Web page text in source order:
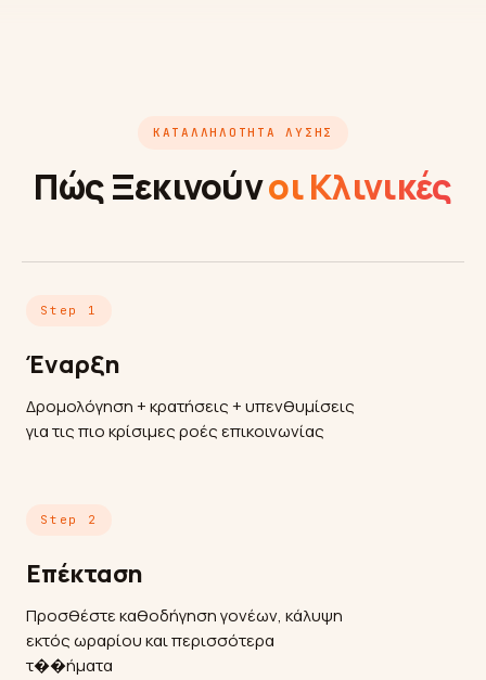
ΚΑΤΑΛΛΗΛΌΤΗΤΑ ΛΎΣΗΣ
Πώς Ξεκινούνοι Κλινικές
Step 1
Έναρξη
Δρομολόγηση + κρατήσεις + υπενθυμίσεις
για τις πιο κρίσιμες ροές επικοινωνίας
Step 2
Επέκταση
Προσθέστε καθοδήγηση γονέων, κάλυψη
εκτός ωραρίου και περισσότερα
τ��ήματα